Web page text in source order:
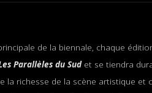
de la biennale, chaque
Parallèles du Sudet se tiendra
la richesse de la scène artistique